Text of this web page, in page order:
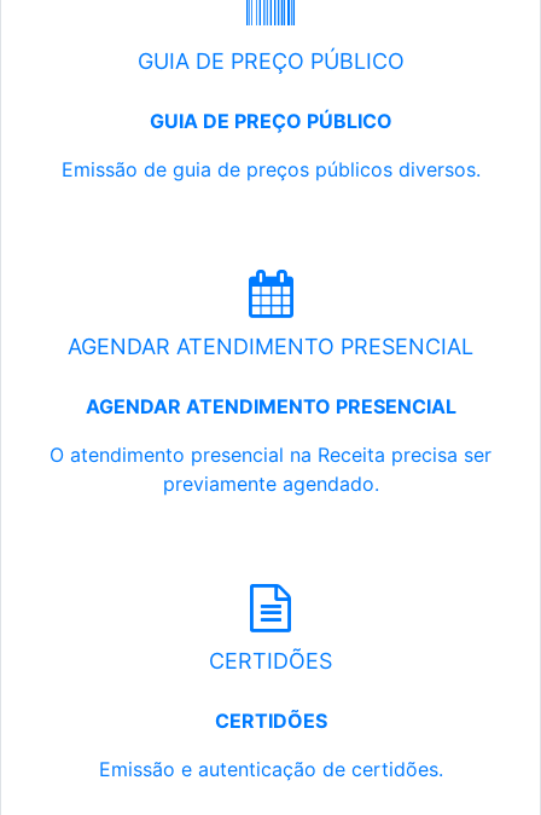
GUIA DE PREÇO PÚBLICO
GUIA DE PREÇO PÚBLICO
Emissão de guia de preços públicos diversos.
AGENDAR ATENDIMENTO PRESENCIAL
AGENDAR ATENDIMENTO PRESENCIAL
O atendimento presencial na Receita precisa ser
previamente agendado.
CERTIDÕES
CERTIDÕES
Emissão e autenticação de certidões.